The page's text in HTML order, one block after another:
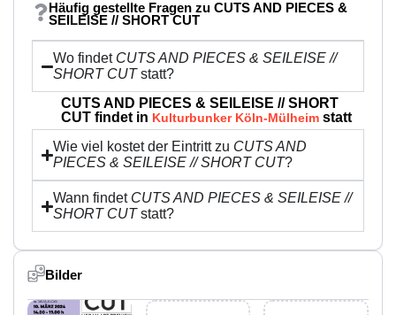
Häufig gestellte Fragen zu CUTS AND PIECES &
SEILEISE // SHORT CUT
Wo findet CUTS AND PIECES & SEILEISE //
SHORT CUTstatt?
CUTS AND PIECES & SEILEISE // SHORT
CUT findet in Kulturbunker Köln-Mülheim statt
Wie viel kostet der Eintritt zu CUTS AND
PIECES & SEILEISE // SHORT CUT?
Wann findet CUTS AND PIECES & SEILEISE //
SHORT CUTstatt?
Bilder